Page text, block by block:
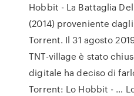
Hobbit - La Battaglia
(2014) proveniente
Torrent. Il 31 agosto
TNT-village è stato
digitale ha deciso di
Torrent: Lo Hobbit - …